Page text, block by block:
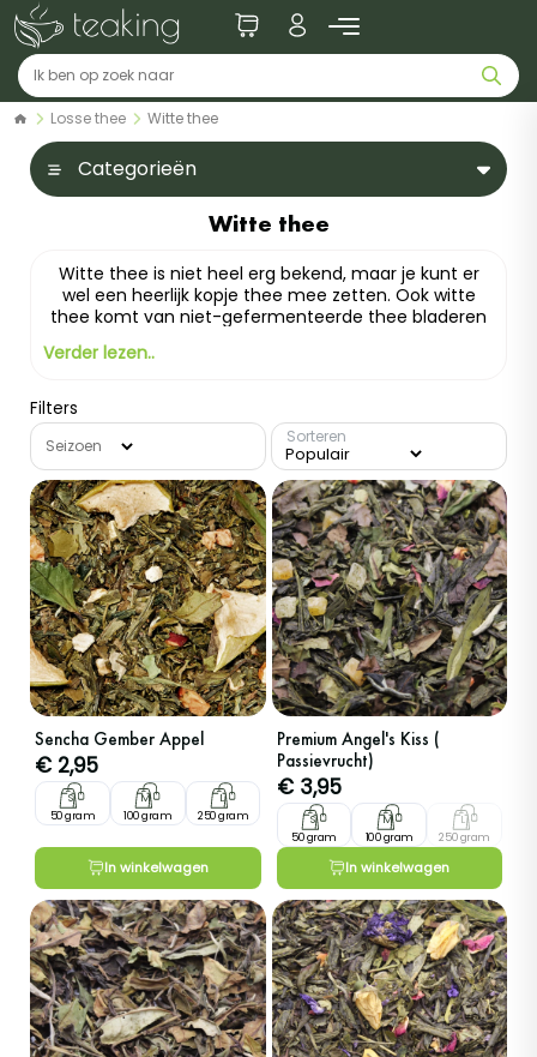
Losse thee Witte thee
Categorieën
Witte thee
Witte thee is niet heel erg bekend, maar je kunt er
wel een heerlijk kopje thee mee zetten. Ook witte
thee komt van niet-gefermenteerde thee bladeren
en bevat weinig theïne (cafeïne). Witte thee heeft
een hele subtiele smaak en is daardoor ook goed te
Voor witte thee mogen alleen de jongste knoppen
(minder dan 48 uur oud) van de plant geplukt
worden.
Verder lezen..
Filters
Seizoen Sorteren
Sencha Gember Appel
€ 2,95
S
50 gram
M
100 gram
L
250 gram
In winkelwagen
Premium Angel's Kiss (
Passievrucht)
€ 3,95
S
50 gram
M
100 gram
L
250 gram
In winkelwagen